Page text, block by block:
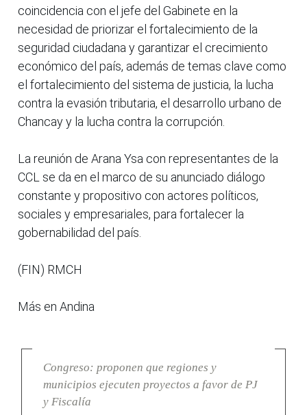
coincidencia con el jefe del Gabinete en la
necesidad de priorizar el fortalecimiento de la
seguridad ciudadana y garantizar el crecimiento
económico del país, además de temas clave como
el fortalecimiento del sistema de justicia, la lucha
contra la evasión tributaria, el desarrollo urbano de
Chancay y la lucha contra la corrupción.
La reunión de Arana Ysa con representantes de la
CCL se da en el marco de su anunciado diálogo
constante y propositivo con actores políticos,
sociales y empresariales, para fortalecer la
gobernabilidad del país.
(FIN) RMCH
Más en Andina
Congreso: proponen que regiones y
municipios ejecuten proyectos a favor de PJ
y Fiscalía